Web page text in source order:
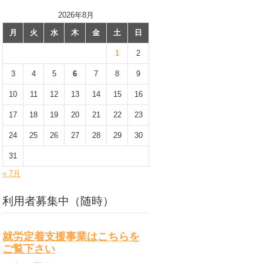
2026年8月
月
火 水 木 金 土 日
1 2
3 4 5 6 7 8 9
10 11 12 13 14 15 16
17 18 19 20 21 22 23
24 25 26 27 28 29 30
31
« 7月
利用者募集中（随時）
就労定着支援事業はこちらを
ご覧下さい